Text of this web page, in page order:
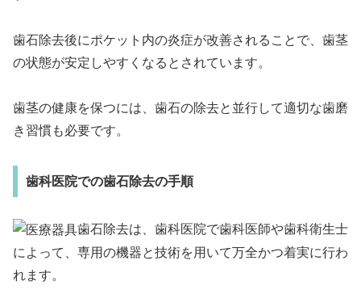
歯石除去後にポケット内の炎症が改善されることで、歯茎
の状態が安定しやすくなるとされています。
歯茎の健康を保つには、歯石の除去と並行して適切な歯磨
き習慣も必要です。
歯科医院での歯石除去の手順
歯石除去は、歯科医院で歯科医師や歯科衛生士
によって、専用の機器と技術を用いて万全かつ着実に行わ
れます。